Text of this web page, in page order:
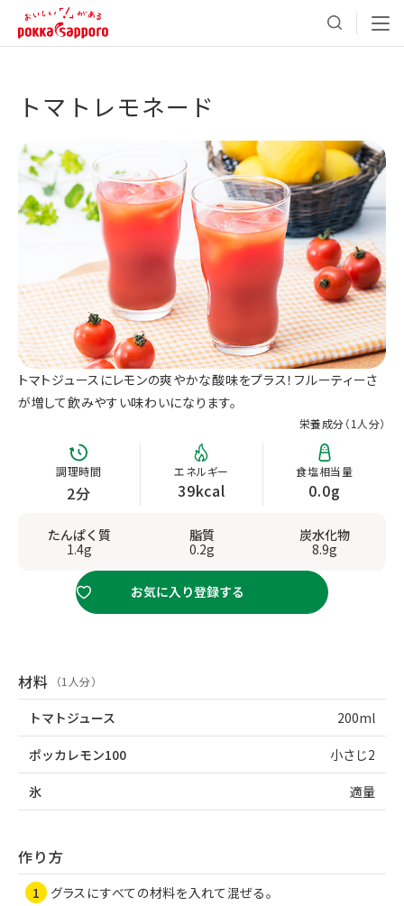
トマトレモネード
トマトジュースにレモンの爽やかな酸味をプラス！フルーティーさ
が増して飲みやすい味わいになります。
栄養成分（1人分）
調理時間
2分
エネルギー
39kcal
食塩相当量
0.0g
たんぱく質
1.4g
脂質
0.2g
炭水化物
8.9g
お気に入り登録する
材料 （1人分）
トマトジュース 200ml
ポッカレモン100 小さじ2
氷 適量
作り方
グラスにすべての材料を入れて混ぜる。